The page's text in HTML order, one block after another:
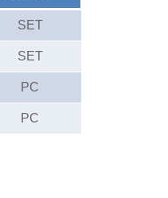
SET
SET
PC
PC